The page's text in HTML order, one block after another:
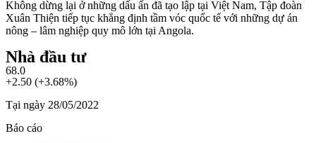
Không dừng lại ở những dấu ấn đã tạo lập tại Việt Nam, Tập đoàn
Xuân Thiện tiếp tục khẳng định tầm vóc quốc tế với những dự án
nông – lâm nghiệp quy mô lớn tại Angola.
Nhà đầu tư
68.0
+2.50 (+3.68%)
Tại ngày 28/05/2022
Báo cáo